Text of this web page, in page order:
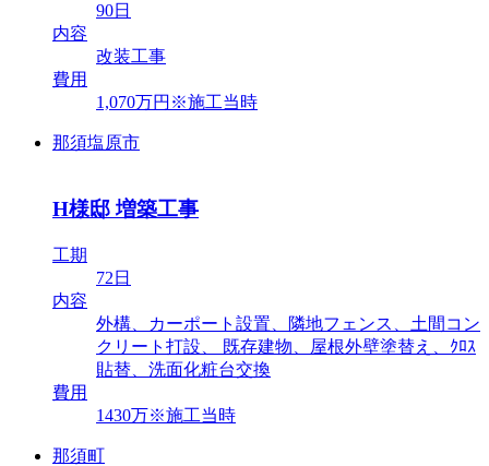
90日
内容
改装工事
費用
1,070万円※施工当時
那須塩原市
H様邸 増築工事
工期
72日
内容
外構、カーポート設置、隣地フェンス、土間コン
クリート打設、 既存建物、屋根外壁塗替え、ｸﾛｽ
貼替、洗面化粧台交換
費用
1430万※施工当時
那須町